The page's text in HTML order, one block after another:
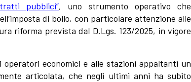
pubblici”, uno strumento operativo che
di bollo, con particolare attenzione alle
riforma prevista dal D.Lgs. 123/2025, in vigore
operatori economici e alle stazioni appaltanti un
articolata, che negli ultimi anni ha subito